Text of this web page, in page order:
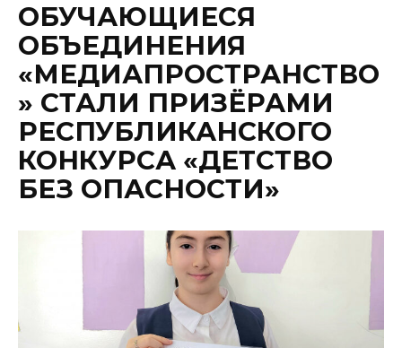
ОБУЧАЮЩИЕСЯ
ОБЪЕДИНЕНИЯ
«МЕДИАПРОСТРАНСТВО
» СТАЛИ ПРИЗЁРАМИ
РЕСПУБЛИКАНСКОГО
КОНКУРСА «ДЕТСТВО
БЕЗ ОПАСНОСТИ»